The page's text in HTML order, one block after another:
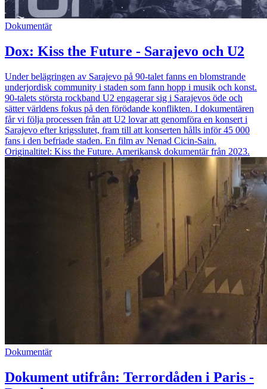
Dokumentär
Dox: Kiss the Future - Sarajevo och U2
Under belägringen av Sarajevo på 90-talet fanns en blomstrande
underjordisk community i staden som fann hopp i musik och konst.
90-talets största rockband U2 engagerar sig i Sarajevos öde och
sätter världens fokus på den förödande konflikten. I dokumentären
får vi följa processen från att U2 lovar att genomföra en konsert i
Sarajevo efter krigsslutet, fram till att konserten hålls inför 45 000
fans i den befriade staden. En film av Nenad Cicin-Sain.
Originaltitel: Kiss the Future. Amerikansk dokumentär från 2023.
Dokumentär
Dokument utifrån: Terrordåden i Paris -